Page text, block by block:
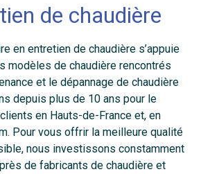
de chaudière
en entretien de chaudière s’appuie
modèles de chaudière rencontrés
et le dépannage de chaudière
depuis plus de 10 ans pour le
en Hauts-de-France et, en
Pour vous offrir la meilleure qualité
nous investissons constamment
de fabricants de chaudière et